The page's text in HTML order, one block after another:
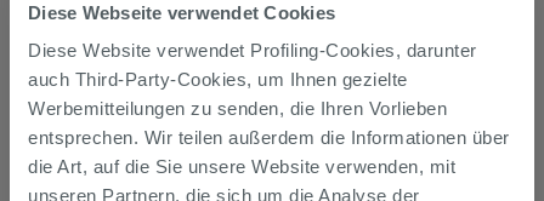
Diese Webseite verwendet Cookies
Diese Website verwendet Profiling-Cookies, darunter
auch Third-Party-Cookies, um Ihnen gezielte
Werbemitteilungen zu senden, die Ihren Vorlieben
entsprechen. Wir teilen außerdem die Informationen über
die Art, auf die Sie unsere Website verwenden, mit
unseren Partnern, die sich um die Analyse der
16,99 €
PROMO